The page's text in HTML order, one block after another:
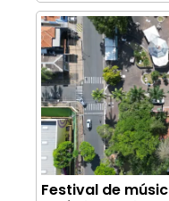
Festival de